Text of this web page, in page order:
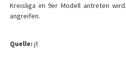
Kreisliga im 9er Modell antreten
angreifen.
Quelle: jt